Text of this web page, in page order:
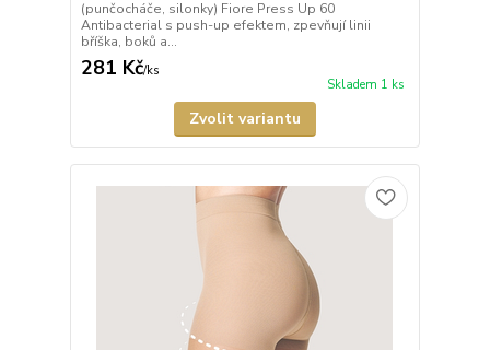
(punčocháče, silonky) Fiore Press Up 60
Antibacterial s push-up efektem, zpevňují linii
bříška, boků a...
281 Kč/ks
Skladem 1 ks
Zvolit variantu